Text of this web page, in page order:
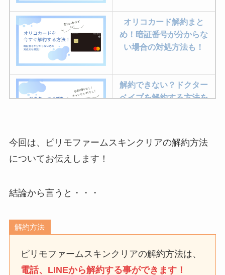
オリコカード解約まと
め！暗証番号が分からな
い場合の対処方法も！
解約できない？ドクター
ベイプを解約する方法を
ミュゼプラチナムの解約
タイミングを詳しく解
説！
今回は、ピリモファームスキンクリアの解約方法
についてお伝えします！
結論から言うと・・・
解約方法
ピリモファームスキンクリアの解約方法は、
電話、LINEから解約する事ができます！